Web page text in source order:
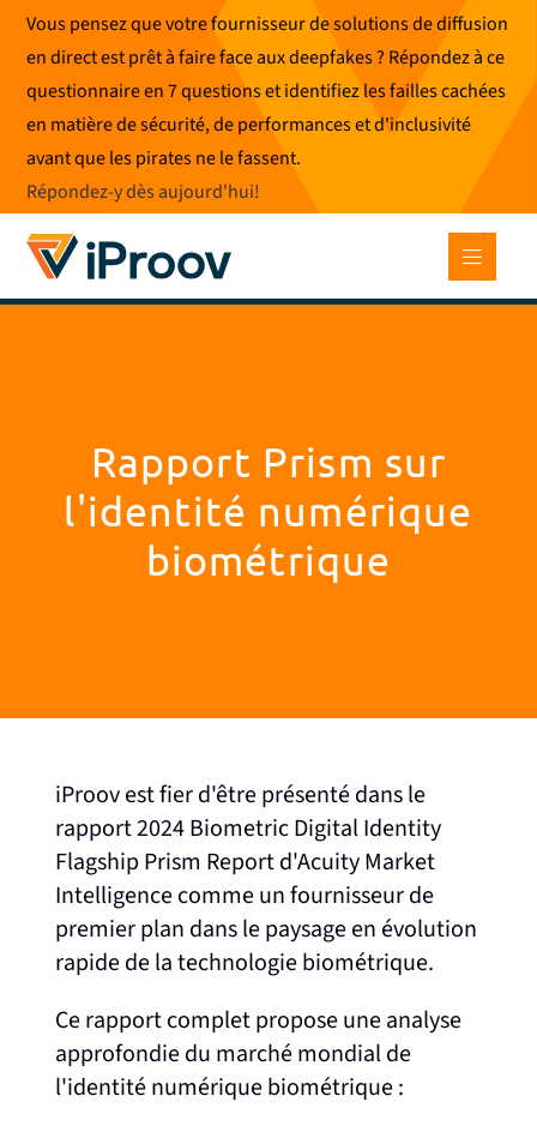
Skip
content
Vous pensez que votre fournisseur de solutions de diffusion
en direct est prêt à faire face aux deepfakes ? Répondez à ce
questionnaire en 7 questions et identifiez les failles cachées
en matière de sécurité, de performances et d'inclusivité
avant que les pirates ne le fassent.
Répondez-y dès aujourd'hui!
Rapport Prism sur
l'identité numérique
biométrique
iProov est fier d'être présenté dans le
rapport 2024 Biometric Digital Identity
Flagship Prism Report d'Acuity Market
Intelligence comme un fournisseur de
premier plan dans le paysage en évolution
rapide de la technologie biométrique.
Ce rapport complet propose une analyse
approfondie du marché mondial de
l'identité numérique biométrique :